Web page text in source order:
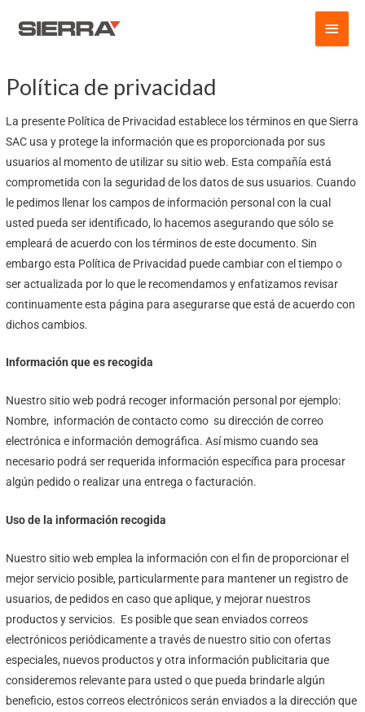
Main
Política de privacidad
La presente Política de Privacidad establece los términos en que Sierra
SAC usa y protege la información que es proporcionada por sus
usuarios al momento de utilizar su sitio web. Esta compañía está
comprometida con la seguridad de los datos de sus usuarios. Cuando
le pedimos llenar los campos de información personal con la cual
usted pueda ser identificado, lo hacemos asegurando que sólo se
empleará de acuerdo con los términos de este documento. Sin
embargo esta Política de Privacidad puede cambiar con el tiempo o
ser actualizada por lo que le recomendamos y enfatizamos revisar
continuamente esta página para asegurarse que está de acuerdo con
dichos cambios.
Información que es recogida
Nuestro sitio web podrá recoger información personal por ejemplo:
Nombre, información de contacto como su dirección de correo
electrónica e información demográfica. Así mismo cuando sea
necesario podrá ser requerida información específica para procesar
algún pedido o realizar una entrega o facturación.
Uso de la información recogida
Nuestro sitio web emplea la información con el fin de proporcionar el
mejor servicio posible, particularmente para mantener un registro de
usuarios, de pedidos en caso que aplique, y mejorar nuestros
productos y servicios. Es posible que sean enviados correos
electrónicos periódicamente a través de nuestro sitio con ofertas
especiales, nuevos productos y otra información publicitaria que
consideremos relevante para usted o que pueda brindarle algún
beneficio, estos correos electrónicos serán enviados a la dirección que